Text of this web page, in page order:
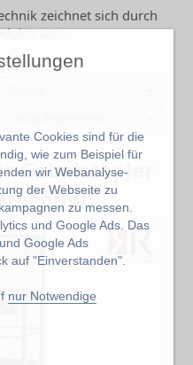
Cookies sind für die
wie zum Beispiel für
wir Webanalyse-
der Webseite zu
zu messen.
und Google Ads. Das
Google Ads
auf "Einverstanden".
nur Notwendige
zeichnet sich durch
aus.
Gabelstapler